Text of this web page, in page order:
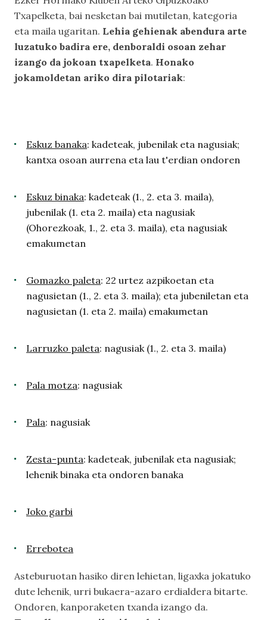
Txapelketa, bai nesketan bai mutiletan, kategoria
eta maila ugaritan. Lehia gehienak abendura arte
luzatuko badira ere, denboraldi osoan zehar
izango da jokoan txapelketa. Honako
jokamoldetan ariko dira pilotariak:
Eskuz banaka: kadeteak, jubenilak eta nagusiak;
kantxa osoan aurrena eta lau t'erdian ondoren
Eskuz binaka: kadeteak (1., 2. eta 3. maila),
jubenilak (1. eta 2. maila) eta nagusiak
(Ohorezkoak, 1., 2. eta 3. maila), eta nagusiak
emakumetan
Gomazko paleta: 22 urtez azpikoetan eta
nagusietan (1., 2. eta 3. maila); eta jubeniletan eta
nagusietan (1. eta 2. maila) emakumetan
Larruzko paleta: nagusiak (1., 2. eta 3. maila)
Pala motza: nagusiak
Pala: nagusiak
Zesta-punta: kadeteak, jubenilak eta nagusiak;
lehenik binaka eta ondoren banaka
Joko garbi
Errebotea
Asteburuotan hasiko diren lehietan, ligaxka jokatuko
dute lehenik, urri bukaera-azaro erdialdera bitarte.
Ondoren, kanporaketen txanda izango da.